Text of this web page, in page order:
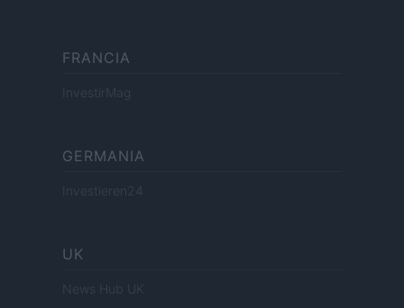
FRANCIA
InvestirMag
GERMANIA
Investieren24
UK
News Hub UK